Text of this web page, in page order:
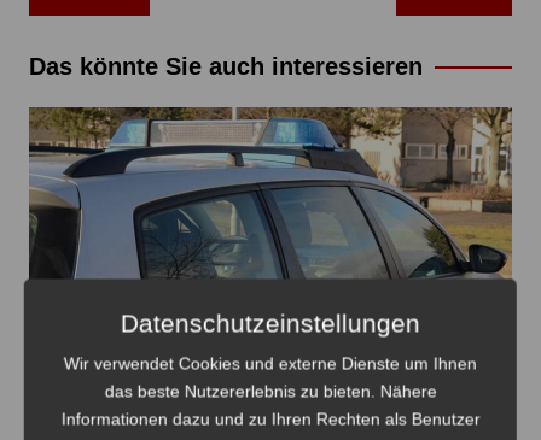
Das könnte Sie auch interessieren
Datenschutzeinstellungen
Wir verwendet Cookies und externe Dienste um Ihnen
das beste Nutzererlebnis zu bieten. Nähere
Informationen dazu und zu Ihren Rechten als Benutzer